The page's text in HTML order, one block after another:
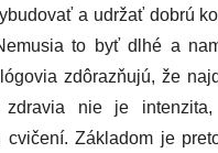
a udržať dobrú
to byť dlhé a
zdôrazňujú, že
zdravia nie je
cvičení. Základom je